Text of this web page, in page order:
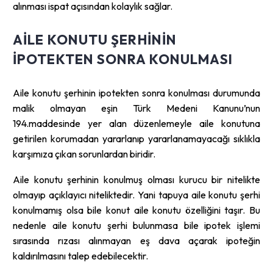
alınması ispat açısından kolaylık sağlar.
AILE KONUTU ŞERHININ
IPOTEKTEN SONRA KONULMASI
Aile konutu şerhinin ipotekten sonra konulması durumunda
malik olmayan eşin Türk Medeni Kanunu’nun
194.maddesinde yer alan düzenlemeyle aile konutuna
getirilen korumadan yararlanıp yararlanamayacağı sıklıkla
karşımıza çıkan sorunlardan biridir.
Aile konutu şerhinin konulmuş olması kurucu bir nitelikte
olmayıp açıklayıcı niteliktedir. Yani tapuya aile konutu şerhi
konulmamış olsa bile konut aile konutu özelliğini taşır. Bu
nedenle aile konutu şerhi bulunmasa bile ipotek işlemi
sırasında rızası alınmayan eş dava açarak ipoteğin
kaldırılmasını talep edebilecektir.